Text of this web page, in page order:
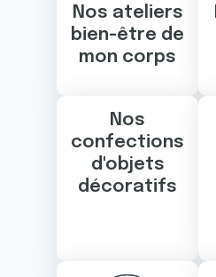
Nos ateliers
bien-être de
mon corps
Nos
confections
d'objets
décoratifs